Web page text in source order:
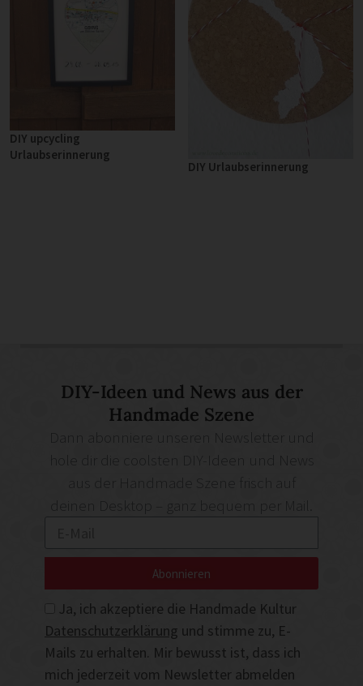
DIY upcycling
Urlaubserinnerung
DIY Urlaubserinnerung
DIY-Ideen und News aus der
Handmade Szene
deinen Desktop – ganz bequem per Mail.
Ja, ich akzeptiere die Handmade Kultur
Datenschutzerklärung und stimme zu, E-
Mails zu erhalten. Mir bewusst ist, dass ich
mich jederzeit vom Newsletter abmelden
Abonnieren